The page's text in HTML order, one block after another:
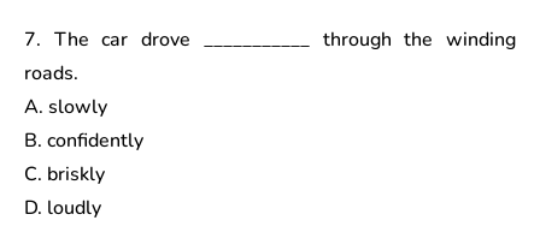
7. The car drove ___________ through the winding
roads.
A. slowly
B. confidently
C. briskly
D. loudly